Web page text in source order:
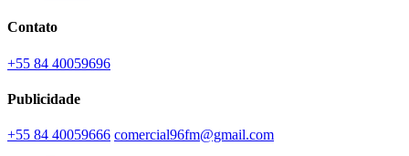
Contato
+55 84 40059696
Publicidade
+55 84 40059666 comercial96fm@gmail.com